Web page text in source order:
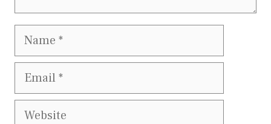
Name
Email
Website